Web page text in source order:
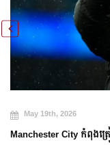
May 19th, 2026
Manchester City កំពុងត្